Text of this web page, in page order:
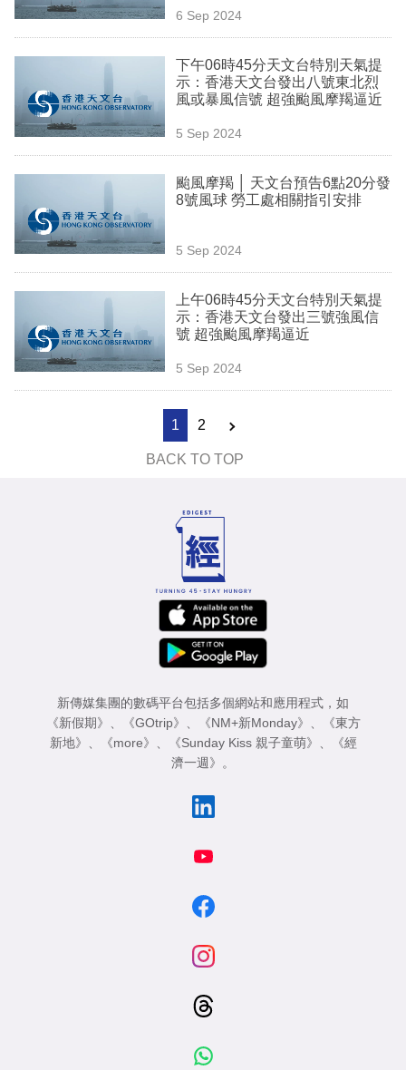
6 Sep 2024
下午06時45分天文台特別天氣提
示：香港天文台發出八號東北烈
風或暴風信號 超強颱風摩羯逼近
5 Sep 2024
颱風摩羯 │ 天文台預告6點20分發
8號風球 勞工處相關指引安排
5 Sep 2024
上午06時45分天文台特別天氣提
示：香港天文台發出三號強風信
號 超強颱風摩羯逼近
5 Sep 2024
1 2
BACK TO TOP
新傳媒集團的數碼平台包括多個網站和應用程式，如
《新假期》 、 《GOtrip》 、 《NM+新Monday》 、
《東方
新地》 、 《more》 、 《Sunday Kiss 親子童萌》 、
《經
濟一週》 。